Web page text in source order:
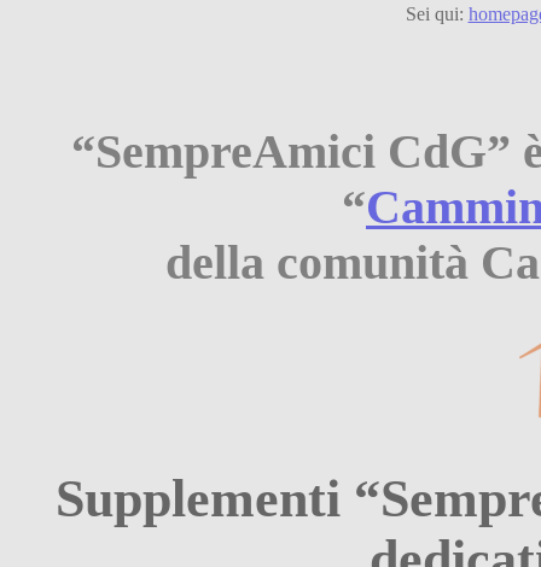
Sei qui:
“SempreAmici CdG”
“
della comunità
Supplementi